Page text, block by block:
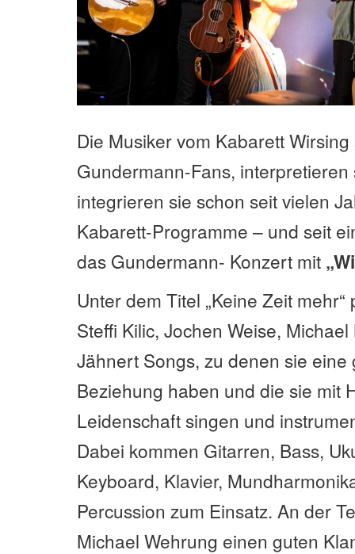
Die Musiker vom Kabarett
Gundermann-Fans, interpretieren
integrieren sie schon seit vielen
Kabarett-Programme – und seit
das Gundermann- Konzert mit
Unter dem Titel „Keine Zeit
Steffi Kilic, Jochen Weise,
Jähnert Songs, zu denen sie eine
Beziehung haben und die sie mit
Leidenschaft singen und
Dabei kommen Gitarren, Bass,
Keyboard, Klavier,
Percussion zum Einsatz. An der
Michael Wehrung einen guten